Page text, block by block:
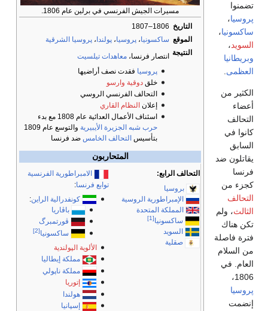
مسيرات الجيش الفرنسي في برلين عام 1806.
التاريخ 1806–1807
الموقع ساكسونيا، پروسيا، پولندا ، پروسيا الشرقية
النتيجة
انتصار فرنسا، معاهدات تيلسيت
پروسيا فقدت نصف أراضيها
خلق دوقية وارسو
التحالف الفرنسي الروسي
إعلان النظام القاري
اسئناف الأعمال العدائية عام 1808 مع بدء
حرب شبه الجزيرة الأيبيرية
والتوسع عام 1809
بتأسيس التحالف الخامسضد فرنسا
المتحاربون
التحالف الرابع:
بروسيا
الإمبراطورية الروسية
المملكة المتحدة
ساكسونيا[1]
السويد
صقلية
الامبراطورية الفرنسية
توابع فرنسا:
كونفدرالية الراين:
باڤاريا
ڤورتمبرگ
ساكسونيا[2]
الألوية الپولندية
مملكة إيطاليا
مملكة ناپولي
إتوريا
هولندا
إسپانيا
تضمنوا
پروسيا،
ساكسونيا،
السويد،
وبريطانيا
العظمى
الكثير من
أعضاء
التحالف
كانوا في
السابق
يقاتلون ضد
فرنسا
كجزء من
التحالف
الثالث، ولم
تكن هناك
فترة فاصلة
من السلام
العام. في
1806،
پروسيا
إنضمت